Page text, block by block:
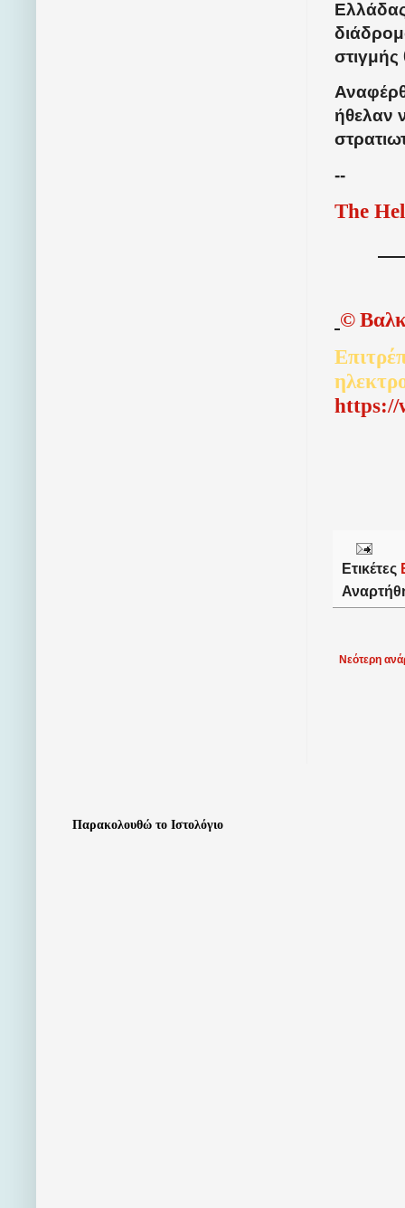
στιγμής
ήθελαν
--
The
©
https://
Ετικέτες
Νεότερη
Παρακολουθώ το Ιστολόγιο